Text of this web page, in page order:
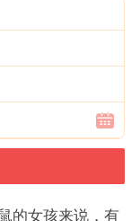
的女孩来说，有